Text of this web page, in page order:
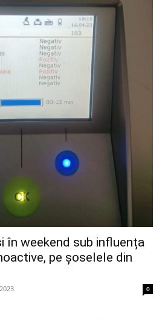
în weekend sub influența
pe șoselele din
0